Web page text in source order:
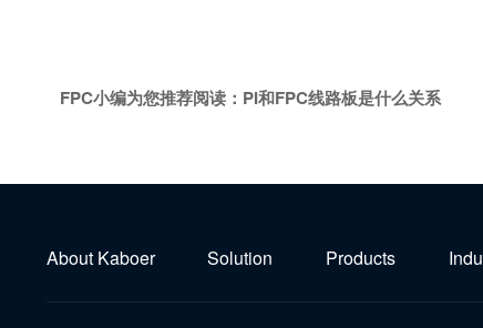
FPC小编为您推荐阅读： PI和FPC线路板是什么关系
About Kaboer Solution Products